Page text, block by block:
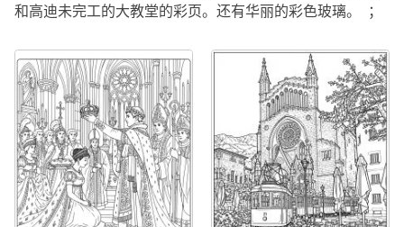
和高迪未完工的大教堂的彩页。还有华丽的彩色玻璃。 ；